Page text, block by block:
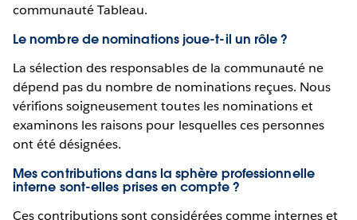
communauté Tableau.
Le nombre de nominations joue-t-il un rôle ?
La sélection des responsables de la communauté ne
dépend pas du nombre de nominations reçues. Nous
vérifions soigneusement toutes les nominations et
examinons les raisons pour lesquelles ces personnes
ont été désignées.
Mes contributions dans la sphère professionnelle
interne sont-elles prises en compte ?
Ces contributions sont considérées comme internes et